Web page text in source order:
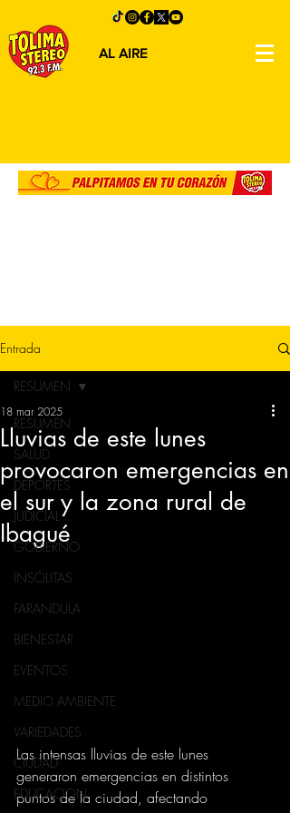
AL AIRE
Entrada
RESUMEN
SALUD
DEPORTES
JUDICIAL
GOBIERNO
INSÓLITAS
FARANDULA
BIENESTAR
EVENTOS
MEDIO AMBIENTE
VARIEDADES
CIUDAD
EDUCACION
RESUMEN
Lluvias de este lunes
provocaron emergencias en
el sur y la zona rural de
Ibagué
18 mar 2025
Las intensas lluvias de este lunes
generaron emergencias en distintos
puntos de la ciudad, afectando